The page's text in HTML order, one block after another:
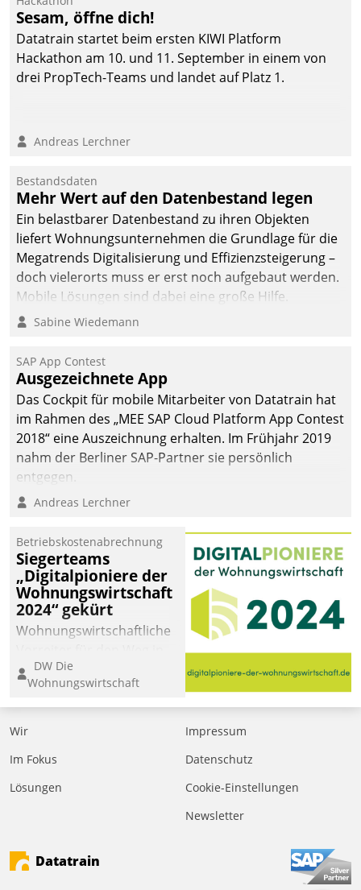
Sesam, öffne dich!
Datatrain startet beim ersten KIWI Platform
Hackathon am 10. und 11. September in einem von
drei PropTech-Teams und landet auf Platz 1.
Andreas Lerchner
Bestandsdaten
Mehr Wert auf den Datenbestand legen
Ein belastbarer Datenbestand zu ihren Objekten
liefert Wohnungsunternehmen die Grundlage für die
Megatrends Digitalisierung und Effizienzsteigerung –
doch vielerorts muss er erst noch aufgebaut werden.
Mobile Lösungen sind dabei eine große Hilfe.
Sabine Wiedemann
SAP App Contest
Ausgezeichnete App
Das Cockpit für mobile Mitarbeiter von Datatrain hat
im Rahmen des „MEE SAP Cloud Platform App Contest
2018“ eine Auszeichnung erhalten. Im Frühjahr 2019
nahm der Berliner SAP-Partner sie persönlich
entgegen.
Andreas Lerchner
Betriebskostenabrechnung
Siegerteams
„Digitalpioniere der
Wohnungswirtschaft
2024“ gekürt
Wohnungswirtschaftliche
eine digitale Zukunft zu
finden, ist das Ziel des
Awards „Digitalpioniere
der
Bewerben können sich
dafür ein Team
DW Die
Wohnungswirtschaft
Wir
Im Fokus
Lösungen
Impressum
Datenschutz
Cookie-Einstellungen
Newsletter
Datatrain